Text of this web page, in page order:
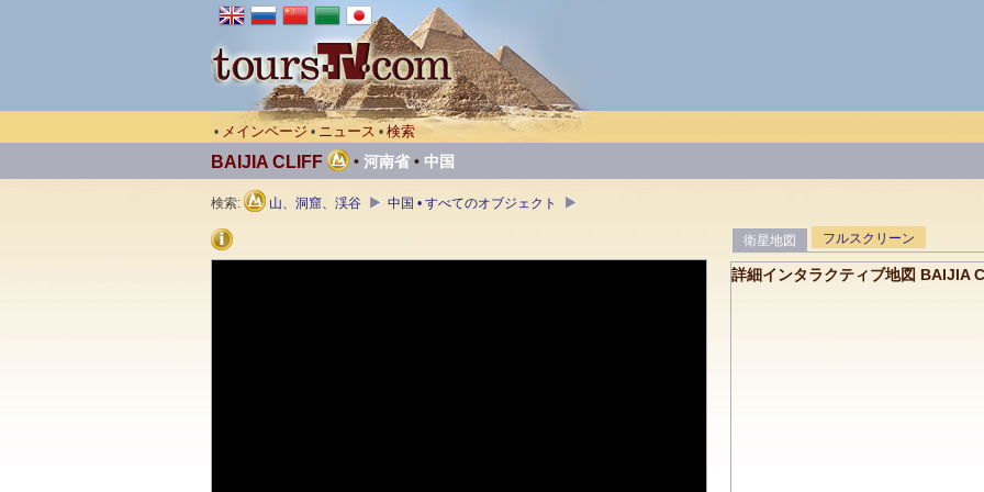
• メインページ • ニュース • 検索
BAIJIA CLIFF • 河南省 • 中国
検索: 山、洞窟、渓谷 中国 • すべてのオブジェクト
衛星地図 フルスクリーン
詳細インタラクティブ地図 BAIJIA